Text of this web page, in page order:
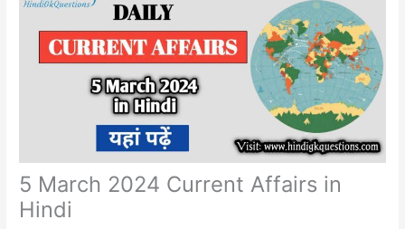
5 March 2024 Current Affairs in
Hindi